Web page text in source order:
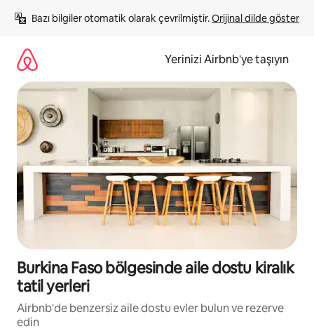
atla
Bazı bilgiler otomatik olarak çevrilmiştir. Orijinal dilde göster
Yerinizi Airbnb'ye taşıyın
Burkina Faso bölgesinde aile dostu kiralık
tatil yerleri
Airbnb'de benzersiz aile dostu evler bulun ve rezerve
edin